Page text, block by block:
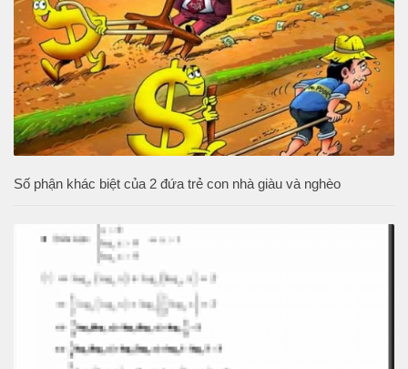
Số phận khác biệt của 2 đứa trẻ con nhà giàu và nghèo